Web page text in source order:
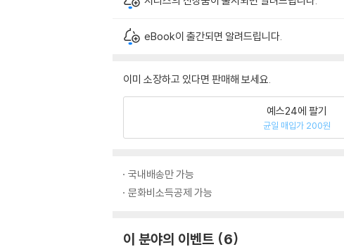
eBook이 출간되면 알려드립니다.
이미 소장하고 있다면 판매해 보세요.
예스24에 팔기
균일 매입가 200원
국내배송만 가능
문화비소득공제 가능
이 분야의 이벤트 6